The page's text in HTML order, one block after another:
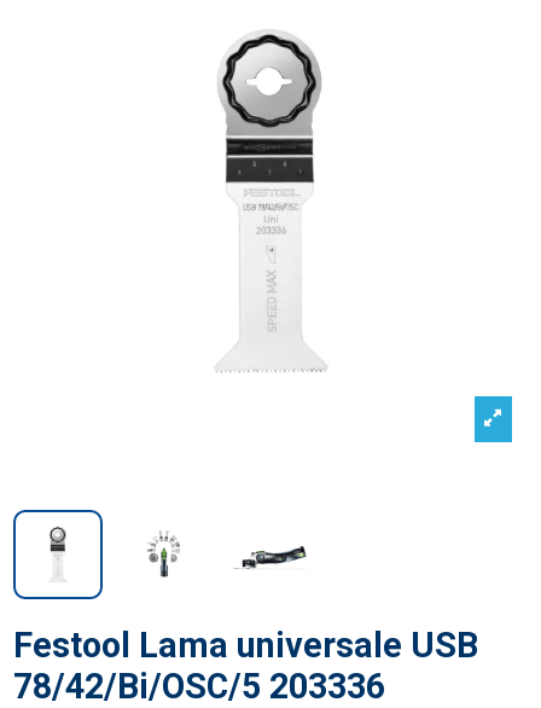
Festool Lama universale USB
78/42/Bi/OSC/5 203336